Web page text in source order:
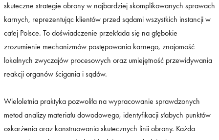
skuteczne strategie obrony w najbardziej skomplikowanych sprawach
karnych, reprezentując klientów przed sądami wszystkich instancji w
całej Polsce. To doświadczenie przekłada się na głębokie
zrozumienie mechanizmów postępowania karnego, znajomość
lokalnych zwyczajów procesowych oraz umiejętność przewidywania
reakcji organów ścigania i sądów.
Wieloletnia praktyka pozwoliła na wypracowanie sprawdzonych
metod analizy materiału dowodowego, identyfikacji słabych punktów
oskarżenia oraz konstruowania skutecznych linii obrony. Każda